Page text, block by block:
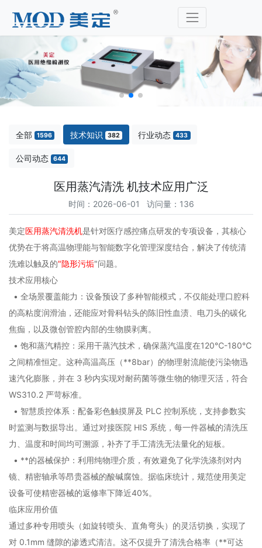
全部 1596 技术知识 382 行业动态 433
公司动态 644
医用蒸汽清洗 机技术应用广泛
时间：2026-06-01 访问量：136
美定医用蒸汽清洗机是针对医疗感控痛点研发的专项设备，其核心
优势在于将高温物理能与智能数字化管理深度结合，解决了传统清
洗难以触及的"隐形污垢"问题。
技术应用核心
• 全场景覆盖能力：设备预设了多种智能模式，不仅能处理口腔科
的高粘度润滑油，还能应对骨科钻头的陈旧性血渍、电刀头的碳化
焦痂，以及微创管腔内部的生物膜剥离。
• 饱和蒸汽精控：采用干蒸汽技术，确保蒸汽温度在120℃-180℃
之间精准恒定。这种高温高压（**8bar）的物理射流能使污染物迅
速汽化膨胀，并在 3 秒内实现对耐药菌等微生物的物理灭活，符合
WS310.2 严苛标准。
• 智慧质控体系：配备彩色触摸屏及 PLC 控制系统，支持参数实
时监测与数据导出。通过对接医院 HIS 系统，每一件器械的清洗压
力、温度和时间均可溯源，补齐了手工清洗无法量化的短板。
• **的器械保护：利用纯物理介质，有效避免了化学洗涤剂对内
镜、精密轴承等昂贵器械的酸碱腐蚀。据临床统计，规范使用美定
设备可使精密器械的返修率下降近40%。
临床应用价值
通过多种专用喷头（如旋转喷头、直角弯头）的灵活切换，实现了
对 0.1mm 缝隙的渗透式清洁。这不仅提升了清洗合格率（**可达